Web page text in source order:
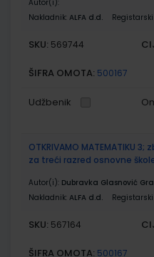
Autor(i):
Nakladnik: ALFA d.d.
SKU: 569744
ŠIFRA OMOTA: 500167
Udžbenik
OTKRIVAMO MATEMATIKU
za treći razred osnovne
Autor(i): Dubravka Glasnović
Nakladnik: ALFA d.d.
SKU: 567164
ŠIFRA OMOTA: 500167